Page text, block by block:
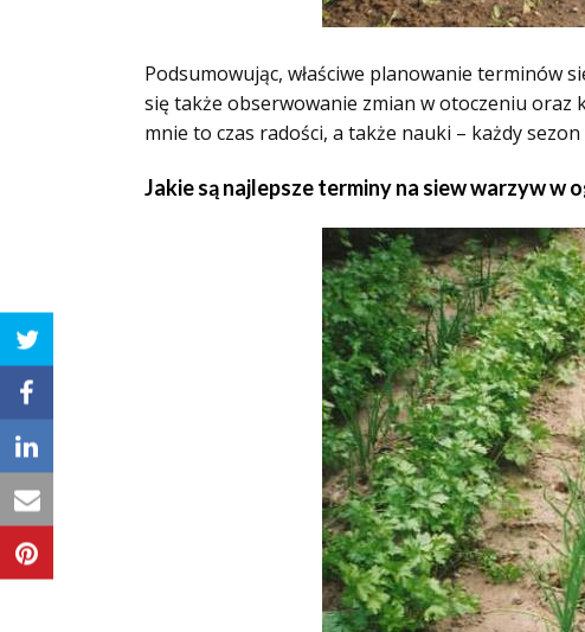
Podsumowując, właściwe planowanie terminów
się także obserwowanie zmian w otoczeniu oraz
mnie to czas radości, a także nauki – każdy
Jakie są najlepsze terminy na siew warzyw w